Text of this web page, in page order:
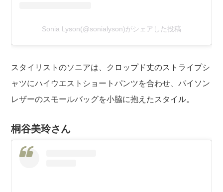
Sonia Lyson(@sonialyson)がシェアした投稿
スタイリストのソニアは、クロップド丈のストライプシ
ャツにハイウエストショートパンツを合わせ、パイソン
レザーのスモールバッグを小脇に抱えたスタイル。
桐谷美玲さん